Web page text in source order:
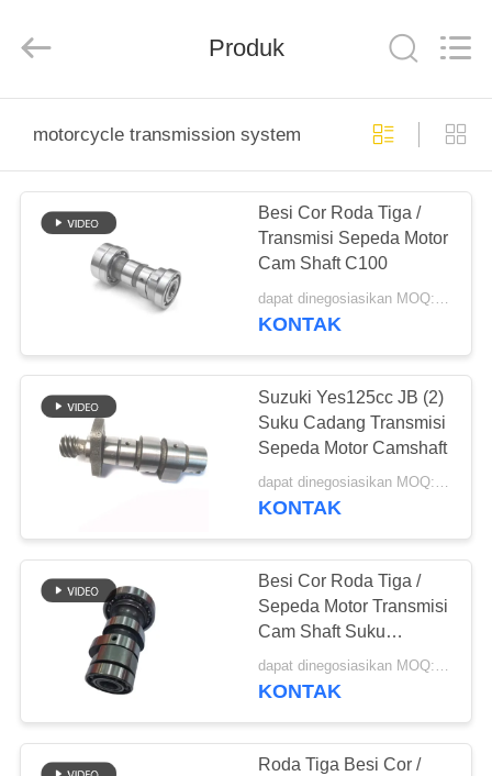
PRODUK
VIDEO
KAMI
TUR
PABRIK
KONTROL
KUALITAS
PERMINTAAN
PENAWARAN
SITEMAP
Export
Co.,Ltd..
Reserved.
Produk
motorcycle transmission system
Besi Cor Roda Tiga /
Transmisi Sepeda Motor
Cam Shaft C100
dapat dinegosiasikan MOQ:300 ~ 500 pcs
KONTAK
Suzuki Yes125cc JB (2)
Suku Cadang Transmisi
Sepeda Motor Camshaft
dapat dinegosiasikan MOQ:300 ~ 500 pcs
KONTAK
Besi Cor Roda Tiga /
Sepeda Motor Transmisi
Cam Shaft Suku
Cadang Mesin Wave125
Cc
dapat dinegosiasikan MOQ:300 ~ 500 pcs
KONTAK
Roda Tiga Besi Cor /